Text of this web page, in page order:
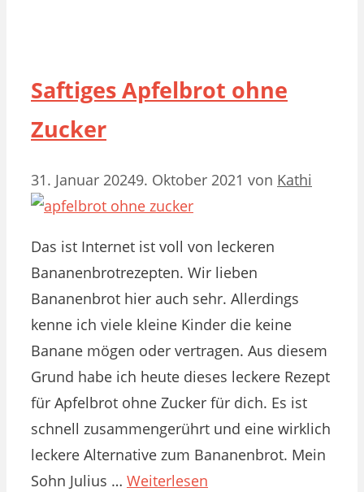
Saftiges Apfelbrot ohne
Zucker
31. Januar 20249. Oktober 2021 von Kathi
Das ist Internet ist voll von leckeren
Bananenbrotrezepten. Wir lieben
Bananenbrot hier auch sehr. Allerdings
kenne ich viele kleine Kinder die keine
Banane mögen oder vertragen. Aus diesem
Grund habe ich heute dieses leckere Rezept
für Apfelbrot ohne Zucker für dich. Es ist
schnell zusammengerührt und eine wirklich
leckere Alternative zum Bananenbrot. Mein
Sohn Julius … Weiterlesen